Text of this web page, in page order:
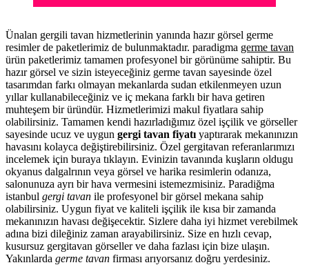
Ünalan gergili tavan hizmetlerinin yanında hazır görsel germe
resimler de paketlerimiz de bulunmaktadır. paradigma germe tavan
ürün paketlerimiz tamamen profesyonel bir görünüme sahiptir. Bu
hazır görsel ve sizin isteyeceğiniz germe tavan sayesinde özel
tasarımdan farkı olmayan mekanlarda sudan etkilenmeyen uzun
yıllar kullanabileceğiniz ve iç mekana farklı bir hava getiren
muhteşem bir üründür. Hizmetlerimizi makul fiyatlara sahip
olabilirsiniz. Tamamen kendi hazırladığımız özel işçilik ve görseller
sayesinde ucuz ve uygun gergi tavan fiyatı yaptırarak mekanınızın
havasını kolayca değiştirebilirsiniz. Özel gergitavan referanlarımızı
incelemek için buraya tıklayın. Evinizin tavanında kuşların oldugu
okyanus dalgalrının veya görsel ve harika resimlerin odanıza,
salonunuza ayrı bir hava vermesini istemezmisiniz. Paradiğma
istanbul gergi tavan ile profesyonel bir görsel mekana sahip
olabilirsiniz. Uygun fiyat ve kaliteli işçilik ile kısa bir zamanda
mekanınızın havası değişecektir. Sizlere daha iyi hizmet verebilmek
adına bizi dileğiniz zaman arayabilirsiniz. Size en hızlı cevap,
kusursuz gergitavan görseller ve daha fazlası için bize ulaşın.
Yakınlarda germe tavan firması arıyorsanız doğru yerdesiniz.